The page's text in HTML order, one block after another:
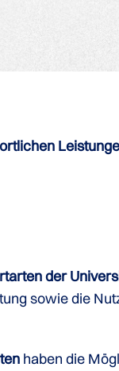
der
sowie die
haben die